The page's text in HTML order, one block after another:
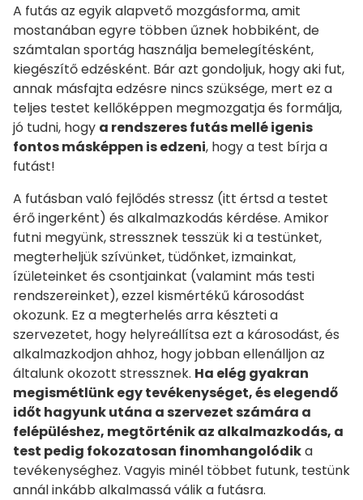
A futás az egyik alapvető mozgásforma, amit
mostanában egyre többen űznek hobbiként, de
számtalan sportág használja bemelegítésként,
kiegészítő edzésként. Bár azt gondoljuk, hogy aki fut,
annak másfajta edzésre nincs szüksége, mert ez a
teljes testet kellőképpen megmozgatja és formálja,
jó tudni, hogy a rendszeres futás mellé igenis
fontos másképpen is edzeni, hogy a test bírja a
futást!
A futásban való fejlődés stressz (itt értsd a testet
érő ingerként) és alkalmazkodás kérdése. Amikor
futni megyünk, stressznek tesszük ki a testünket,
megterheljük szívünket, tüdőnket, izmainkat,
ízületeinket és csontjainkat (valamint más testi
rendszereinket), ezzel kismértékű károsodást
okozunk. Ez a megterhelés arra készteti a
szervezetet, hogy helyreállítsa ezt a károsodást, és
alkalmazkodjon ahhoz, hogy jobban ellenálljon az
általunk okozott stressznek. Ha elég gyakran
megismétlünk egy tevékenységet, és elegendő
időt hagyunk utána a szervezet számára a
felépüléshez, megtörténik az alkalmazkodás, a
test pedig fokozatosan finomhangolódika
tevékenységhez. Vagyis minél többet futunk, testünk
annál inkább alkalmassá válik a futásra.